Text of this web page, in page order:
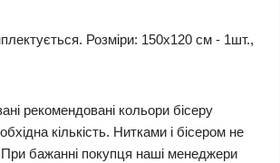
Розміри: 150х120 см - 1шт.,
рекомендовані кольори бісеру
кількість. Нитками і бісером не
бажанні покупця наші менеджери